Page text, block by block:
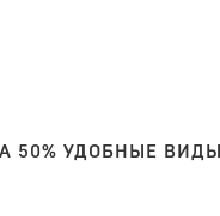
50% УДОБНЫЕ